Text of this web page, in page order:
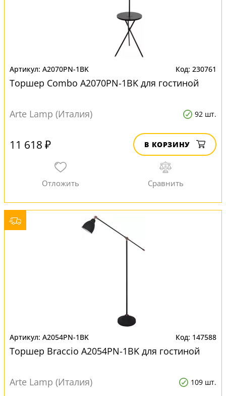
A2070PN-1BK 230761
Торшер Combo A2070PN-1BK для гостиной
Arte Lamp (Италия) 92 шт.
11 618 ₽ В КОРЗИНУ
A2054PN-1BK 147588
Торшер Braccio A2054PN-1BK для гостиной
Arte Lamp (Италия) 109 шт.